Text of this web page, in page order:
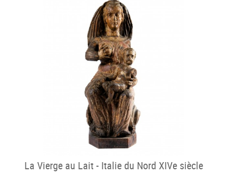
La Vierge au Lait - Italie du Nord XIVe siècle